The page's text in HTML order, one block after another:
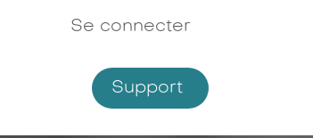
Se connecter
Support